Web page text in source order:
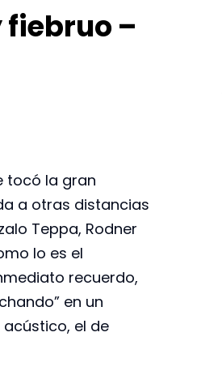
–
tocó la gran
a otras distancias
Teppa, Rodner
lo es el
recuerdo,
en un
el de